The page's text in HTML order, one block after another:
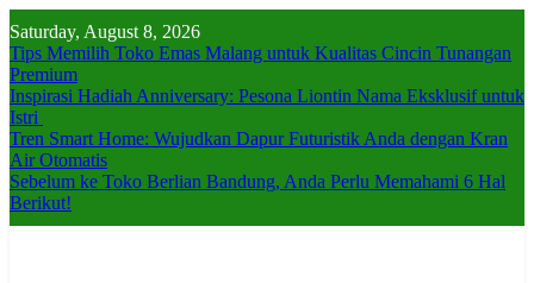
to
content
Saturday, August 8, 2026
Tips Memilih Toko Emas Malang untuk Kualitas Cincin Tunangan
Premium
Inspirasi Hadiah Anniversary: Pesona Liontin Nama Eksklusif untuk
Istri
Tren Smart Home: Wujudkan Dapur Futuristik Anda dengan Kran
Air Otomatis
Sebelum ke Toko Berlian Bandung, Anda Perlu Memahami 6 Hal
Berikut!